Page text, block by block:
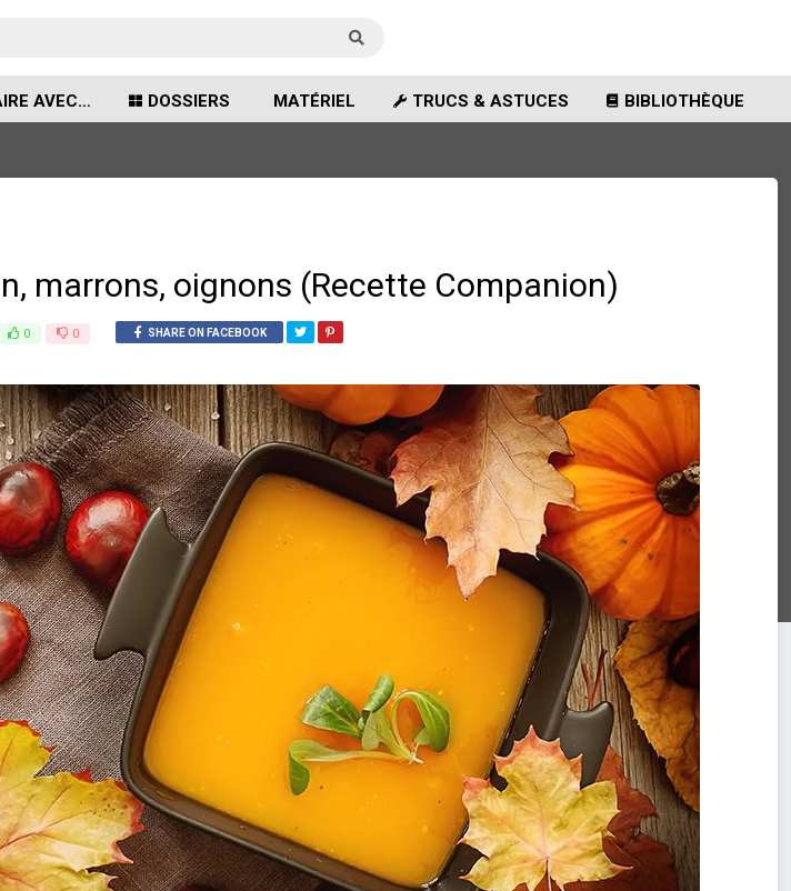
AVEC… DOSSIERS MATÉRIEL TRUCS & ASTUCES BIBLIOTHÈQUE
marrons, oignons (Recette Companion)
0 0 SHARE ON FACEBOOK